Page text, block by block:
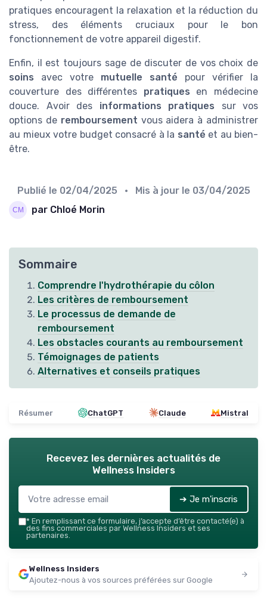
pratiques encouragent la relaxation et la réduction du
stress, des éléments cruciaux pour le bon
fonctionnement de votre appareil digestif.
Enfin, il est toujours sage de discuter de vos choix de
soins avec votre mutuelle santé pour vérifier la
couverture des différentes pratiques en médecine
douce. Avoir des informations pratiques sur vos
options de remboursement vous aidera à administrer
au mieux votre budget consacré à la santé et au bien-
être.
Publié le 02/04/2025 • Mis à jour le 03/04/2025
par Chloé Morin
Sommaire
Comprendre l'hydrothérapie du côlon
Les critères de remboursement
Le processus de demande de
remboursement
Les obstacles courants au remboursement
Témoignages de patients
Alternatives et conseils pratiques
Résumer ChatGPT Claude Mistral
Recevez les dernières actualités de
Wellness Insiders
➔ Je m'inscris
* En remplissant ce formulaire, j’accepte d’être contacté(e) à
des fins commerciales par Wellness Insiders et ses
partenaires.
Wellness Insiders
Ajoutez-nous à vos sources préférées sur Google